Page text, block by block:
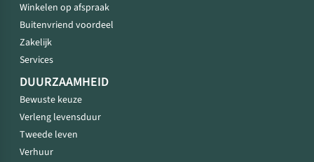
Winkelen op afspraak
Buitenvriend voordeel
Zakelijk
Services
DUURZAAMHEID
Bewuste keuze
Verleng levensduur
Tweede leven
Verhuur